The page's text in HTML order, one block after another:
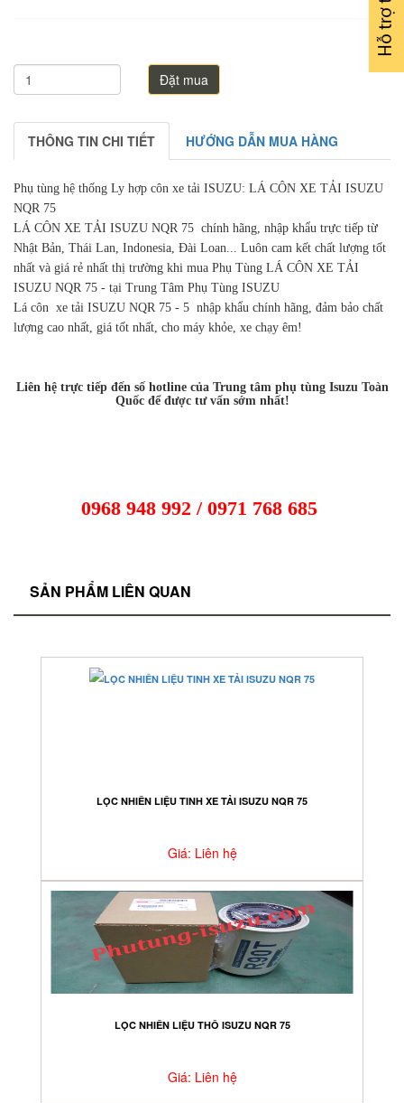
Đặt mua
THÔNG TIN CHI TIẾT HƯỚNG DẪN MUA HÀNG
Phụ tùng hệ thống Ly hợp côn xe tải ISUZU: LÁ CÔN XE TẢI ISUZU
NQR 75
LÁ CÔN XE TẢI ISUZU NQR 75 chính hãng, nhập khẩu trực tiếp từ
Nhật Bản, Thái Lan, Indonesia, Đài Loan... Luôn cam kết chất lượng tốt
nhất và giá rẻ nhất thị trường khi mua Phụ Tùng LÁ CÔN XE TẢI
ISUZU NQR 75 - tại Trung Tâm Phụ Tùng ISUZU
Lá côn xe tải ISUZU NQR 75 - 5 nhập khẩu chính hãng, đảm bảo chất
lượng cao nhất, giá tốt nhất, cho máy khỏe, xe chạy êm!
Liên hệ trực tiếp đến số hotline của Trung tâm phụ tùng Isuzu Toàn
Quốc để được tư vấn sớm nhất!
0968 948 992 / 0971 768 685
SẢN PHẨM LIÊN QUAN
LỌC NHIÊN LIỆU TINH XE TẢI ISUZU NQR 75
Giá: Liên hệ
LỌC NHIÊN LIỆU THÔ ISUZU NQR 75
Giá: Liên hệ